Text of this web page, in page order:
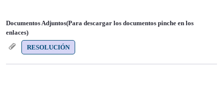
Documentos Adjuntos(Para descargar los documentos pinche en los
enlaces)
RESOLUCIÓN